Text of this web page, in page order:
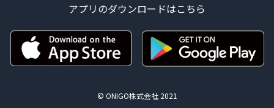
アプリのダウンロードはこちら
© ONIGO株式会社 2021